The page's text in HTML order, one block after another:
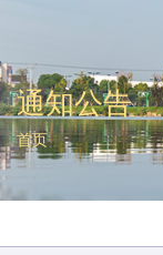
通知公告
首页